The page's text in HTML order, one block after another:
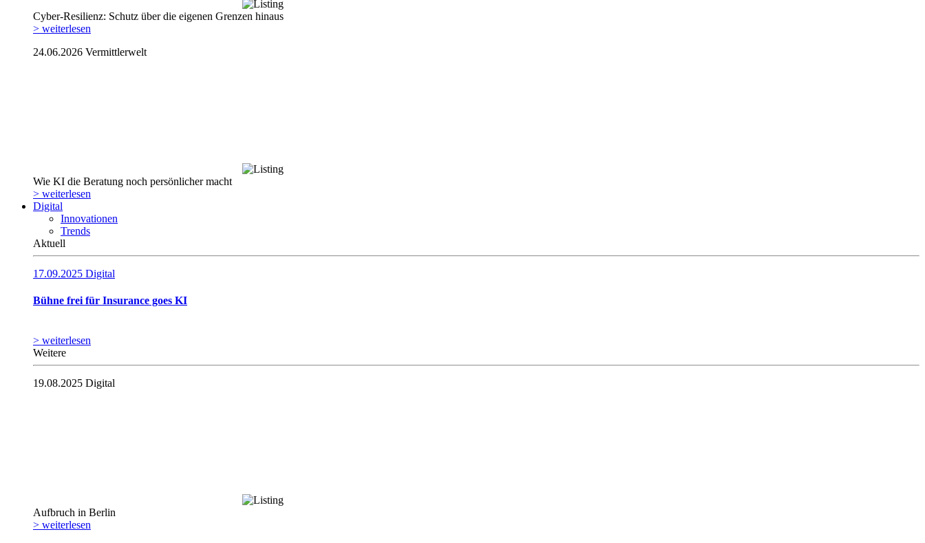
Cyber-Resilienz: Schutz über die eigenen Grenzen hinaus
> weiterlesen
24.06.2026 Vermittlerwelt
Wie KI die Beratung noch persönlicher macht
> weiterlesen
Digital
Innovationen
Trends
Aktuell
17.09.2025 Digital
Bühne frei für Insurance goes KI
> weiterlesen
Weitere
19.08.2025 Digital
Aufbruch in Berlin
> weiterlesen